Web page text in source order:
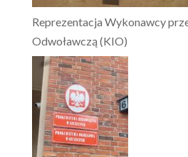
Reprezentacja Wykonawcy
Odwoławczą (KIO)